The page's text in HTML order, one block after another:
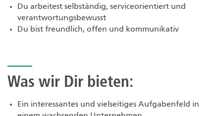
Du arbeitest selbständig, serviceorientiert und
verantwortungsbewusst
Du bist freundlich, offen und kommunikativ
Was wir Dir bieten:
Ein interessantes und vielseitiges Aufgabenfeld in